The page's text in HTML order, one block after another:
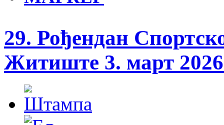
29. Рођендан
Житиште 3. март